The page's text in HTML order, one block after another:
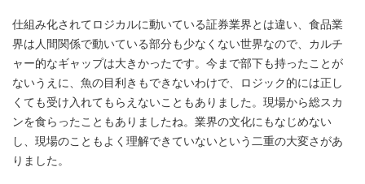
仕組み化されてロジカルに動いている証券業界とは違い、食品業
界は人間関係で動いている部分も少なくない世界なので、カルチ
ャー的なギャップは大きかったです。今まで部下も持ったことが
ないうえに、魚の目利きもできないわけで、ロジック的には正し
くても受け入れてもらえないこともありました。現場から総スカ
ンを食らったこともありましたね。業界の文化にもなじめない
し、現場のこともよく理解できていないという二重の大変さがあ
りました。